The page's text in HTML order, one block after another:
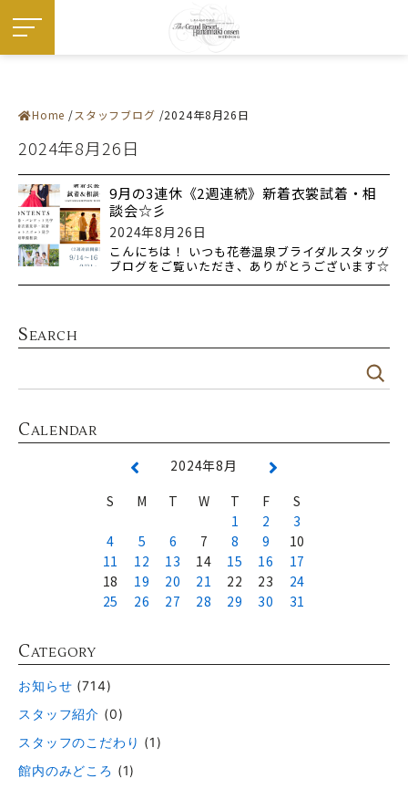
施設紹介
― 宴会会場
お料理
ドレス・和装
フェア
プラン
お知らせ・イベント
ウエディングレポート
ステイウエディング
フォトギャラリー
佳松園でのご婚礼
はじめての方へ
資料請求
アクセス
Home スタッフブログ 2024年8月26日
2024年8月26日
9月の3連休《2週連続》新着衣裳試着・相
談会☆彡
2024年8月26日
こんにちは！ いつも花巻温泉ブライダルスタッグ
ブログをご覧いただき、ありがとうございます☆
来月9月
SEARCH
CALENDAR
2024年8月
S
M T W T F
S
1
2
3
4
5 6 7 8 9
10
11
12 13 14 15 16
17
18
19 20 21 22 23
24
25
26 27 28 29 30 31
CATEGORY
お知らせ (714)
スタッフ紹介 (0)
スタッフのこだわり (1)
館内のみどころ (1)